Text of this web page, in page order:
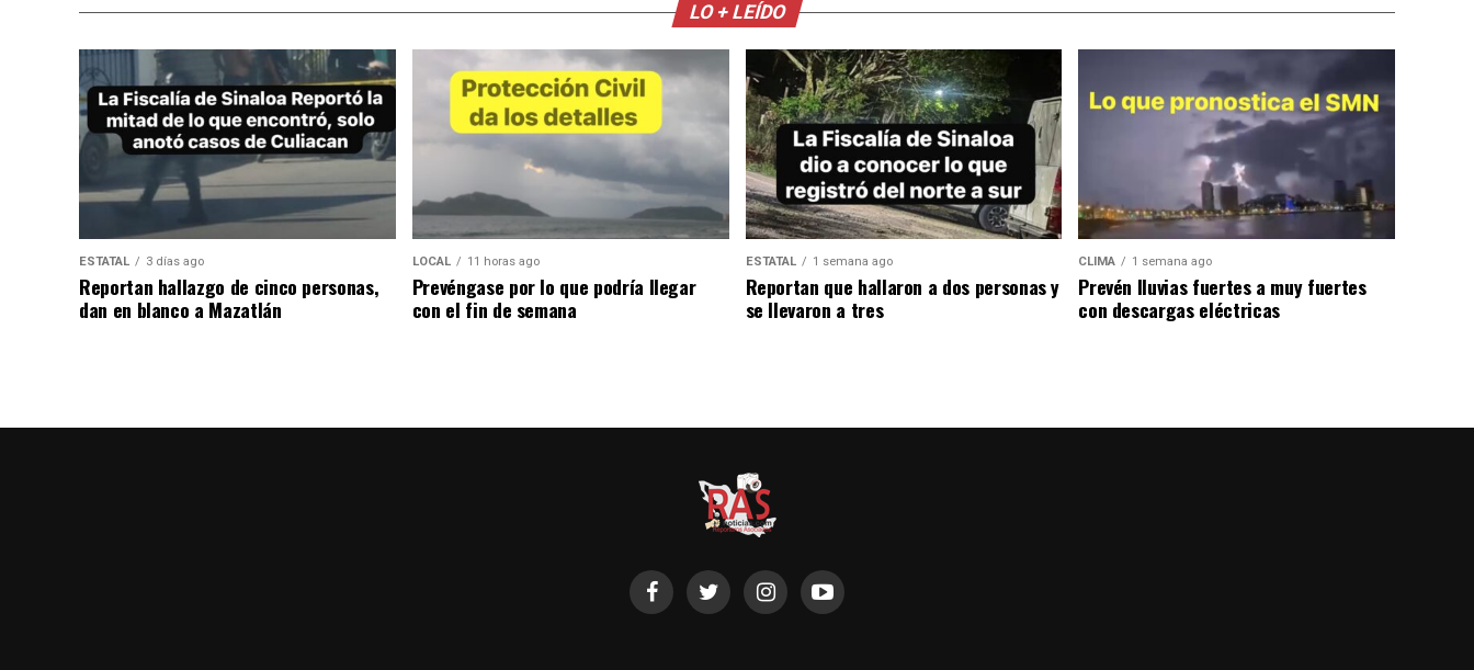
LO + LEÍDO
ESTATAL 3 días ago
Reportan hallazgo de cinco personas,
dan en blanco a Mazatlán
LOCAL 11 horas ago
Prevéngase por lo que podría llegar
con el fin de semana
ESTATAL 1 semana ago
Reportan que hallaron a dos personas y
se llevaron a tres
CLIMA 1 semana ago
Prevén lluvias fuertes a muy fuertes
con descargas eléctricas